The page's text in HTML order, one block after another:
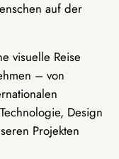
auf der
visuelle Reise
– von
Design
Projekten